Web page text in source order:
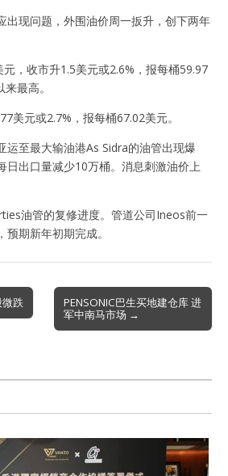
出现问题，外围油价周一扳升，创下两年
，收市升1.5美元或2.6%，报每桶59.97
最高。
美元或2.7%，报每桶67.02美元。
运至最大输油港As Sidra的油管出现爆
日出口量减少10万桶。消息刺激油价上
油管的复修进度。管道公司Ineos前一
期新年初期完成。
跌
PENSONIC巴生买地建仓库 进
军中南马市场 →